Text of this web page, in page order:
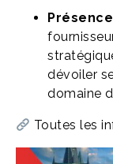
dévoiler
domaine
Toutes les